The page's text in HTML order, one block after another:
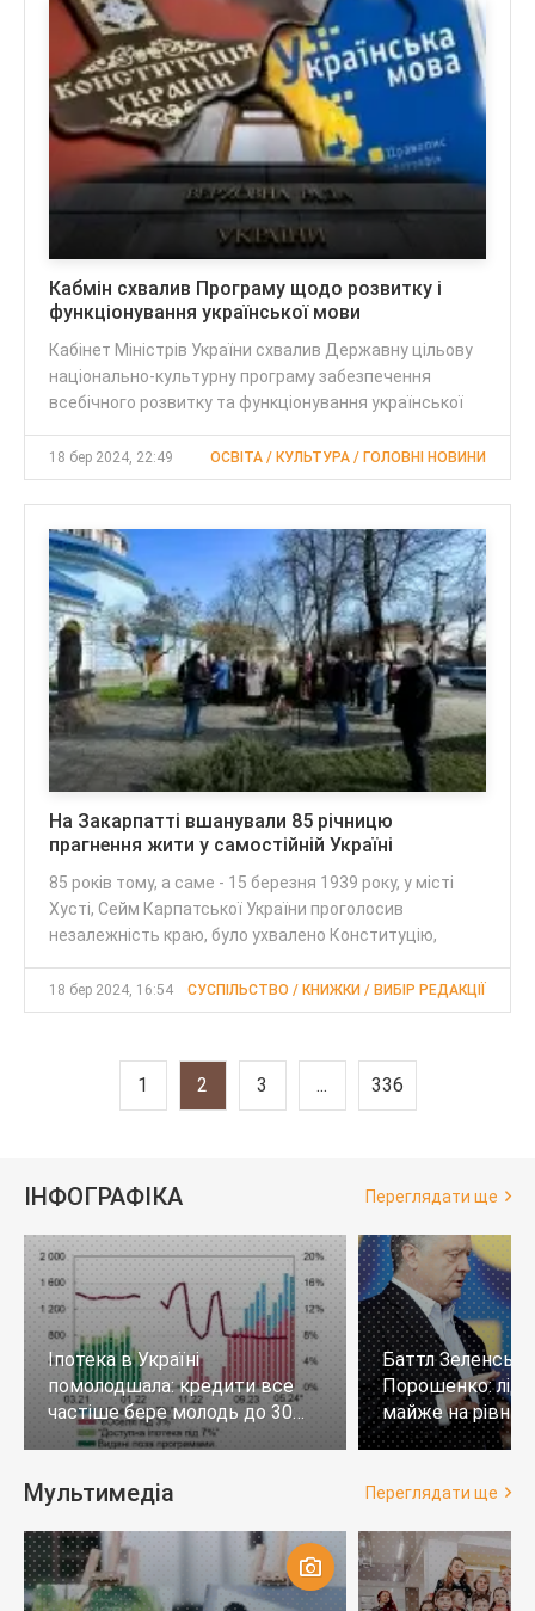
Кабмін схвалив Програму щодо розвитку і
функціонування української мови
Кабінет Міністрів України схвалив Державну цільову
національно-культурну програму забезпечення
всебічного розвитку та функціонування української
18 бер 2024, 22:49 ОСВІТА / КУЛЬТУРА / ГОЛОВНІ НОВИНИ
На Закарпатті вшанували 85 річницю
прагнення жити у самостійній Україні
85 років тому, а саме - 15 березня 1939 року, у місті
Хусті, Сейм Карпатської України проголосив
незалежність краю, було ухвалено Конституцію,
18 бер 2024, 16:54 СУСПІЛЬСТВО / КНИЖКИ / ВИБІР РЕДАКЦІЇ
1 2 3 ... 336
ІНФОГРАФІКА Переглядати ще
Іпотека в Україні
помолодшала: кредити все
частіше бере молодь до 30
років
Баттл
Порошенко:
майже на
тих, хто не
Мультимедіа Переглядати ще